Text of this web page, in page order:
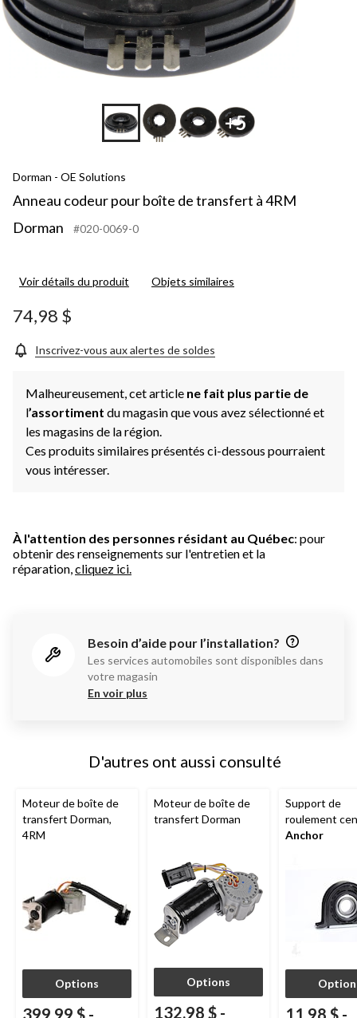
+5
Dorman - OE Solutions
Anneau codeur pour boîte de transfert à 4RM
Dorman
#020-0069-0
Voir détails du produit Objets similaires
74,98 $
Inscrivez-vous aux alertes de soldes
Malheureusement, cet article ne fait plus partie de
l’assortiment du magasin que vous avez sélectionné et
les magasins de la région.
Ces produits similaires présentés ci-dessous pourraient
vous intéresser.
À l'attention des personnes résidant au Québec: pour
obtenir des renseignements sur l'entretien et la
réparation, cliquez ici.
Besoin d’aide pour l’installation?
Les services automobiles sont disponibles dans
votre magasin
En voir plus
D'autres ont aussi consulté
Moteur de boîte de
transfert Dorman,
4RM
Options
399,99 $ -
Moteur de boîte de
transfert Dorman
Options
132,98 $ -
Support de
roulement
Anchor
11,98 $ -